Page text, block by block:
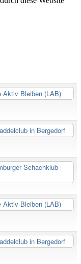
Aktiv Bleiben (LAB)
in Bergedorf
Schachklub
Aktiv Bleiben (LAB)
in Bergedorf